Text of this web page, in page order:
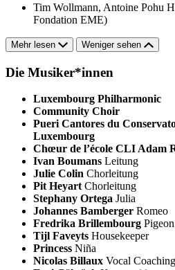
Tim Wollmann, Antoine Pohu
Fondation EME)
Mehr lesen Weniger sehen
Die Musiker*innen
Luxembourg Philharmonic
Community Choir
Pueri Cantores du
Luxembourg
Chœur de l’école CLI Adam
Ivan Boumans Leitung
Julie Colin Chorleitung
Pit Heyart Chorleitung
Stephany Ortega Julia
Johannes Bamberger Romeo
Fredrika Brillembourg
Tijl Faveyts Housekeeper
Princess Niña
Nicolas Billaux Vocal Coaching